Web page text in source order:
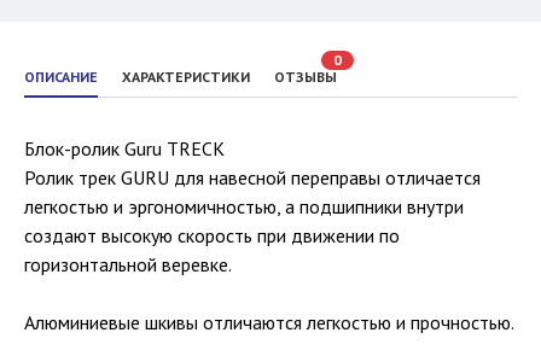
ОПИСАНИЕ ХАРАКТЕРИСТИКИ ОТЗЫВЫ
0
Блок-ролик Guru TRECK
Ролик трек GURU для навесной переправы отличается
легкостью и эргономичностью, а подшипники внутри
создают высокую скорость при движении по
горизонтальной веревке.
Алюминиевые шкивы отличаются легкостью и прочностью.